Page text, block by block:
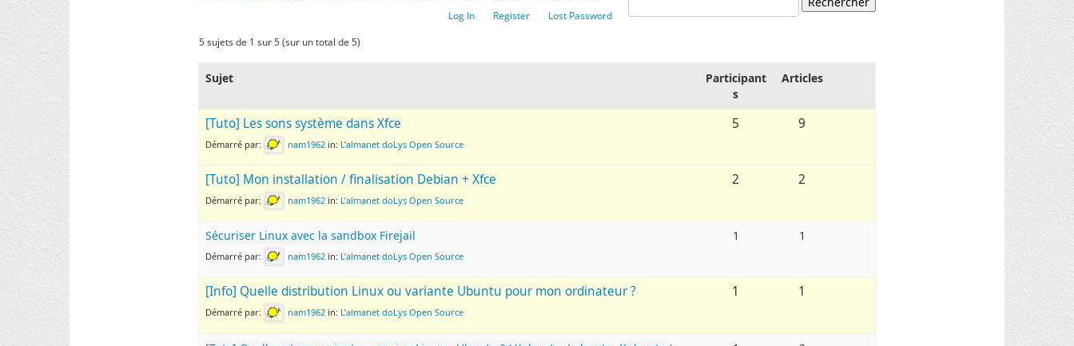
Log In
Register
Lost Password
5 sujets de 1 sur 5 (sur un total de 5)
Sujet
Participant
s
Articles
[Tuto] Les sons système dans Xfce
Démarré par: nam1962 in: L’almanet doLys Open Source
5 9
[Tuto] Mon installation / finalisation Debian + Xfce
Démarré par: nam1962 in: L’almanet doLys Open Source
2 2
Sécuriser Linux avec la sandbox Firejail
Démarré par: nam1962 in: L’almanet doLys Open Source
1 1
[Info] Quelle distribution Linux ou variante Ubuntu pour mon ordinateur ?
Démarré par: nam1962 in: L’almanet doLys Open Source
1 1